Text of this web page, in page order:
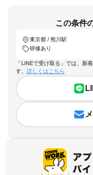
この条件
東京都 / 熊川駅
研修あり
「LINEで受け取る」では、新
す。 詳しくはこちら